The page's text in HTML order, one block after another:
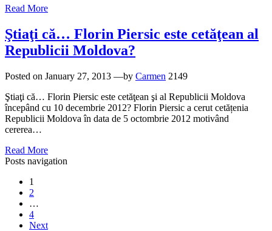
Read More
Ştiaţi că… Florin Piersic este cetăţean al
Republicii Moldova?
Posted on January 27, 2013 —by Carmen 2149
Ştiaţi că… Florin Piersic este cetăţean şi al Republicii Moldova
începând cu 10 decembrie 2012? Florin Piersic a cerut cetățenia
Republicii Moldova în data de 5 octombrie 2012 motivând
cererea…
Read More
Posts navigation
1
2
…
4
Next